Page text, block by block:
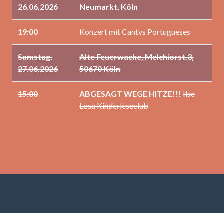
26.06.2026
Neumarkt, Köln
19:00 Konzert mit Cantvs Portugueses
Samstag,
27.06.2026
Alte Feuerwache, Melchiorst.3,
50670 Köln
15:00 ABGESAGT WEGE HITZE!!! Ilse
Losa Kinderleseclub